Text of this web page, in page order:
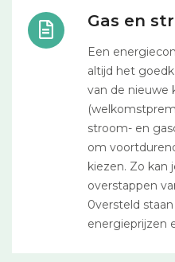
Gas en
Een
altijd het
van de nieuwe
stroom- en
om
kiezen. Zo kan
overstappen
0versteld
energieprijzen